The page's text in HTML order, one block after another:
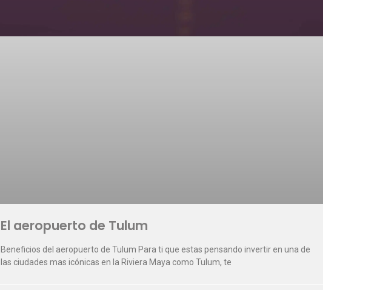
El aeropuerto de Tulum
Beneficios del aeropuerto de Tulum Para ti que estas pensando invertir en una de
las ciudades mas icónicas en la Riviera Maya como Tulum, te